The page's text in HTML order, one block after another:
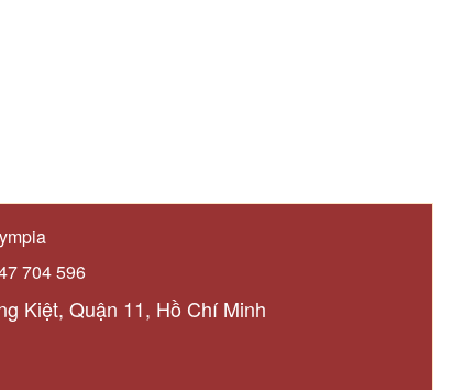
704 596
Kiệt, Quận 11, Hồ Chí Minh